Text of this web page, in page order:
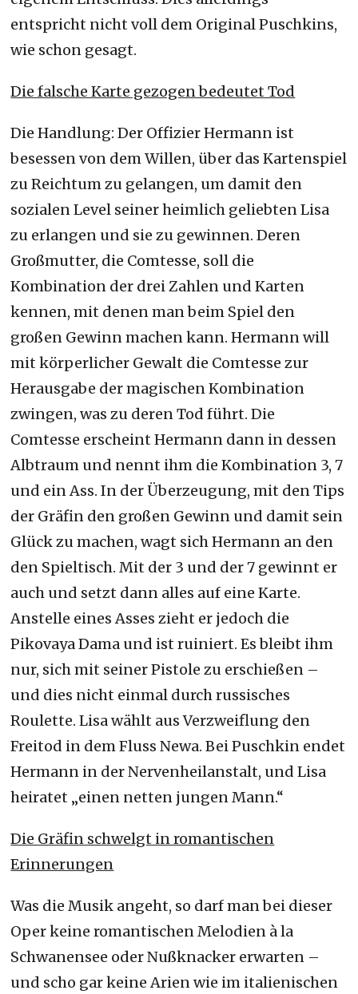
entspricht nicht voll dem Original Puschkins,
wie schon gesagt.
Die falsche Karte gezogen bedeutet Tod
Die Handlung: Der Offizier Hermann ist
besessen von dem Willen, über das Kartenspiel
zu Reichtum zu gelangen, um damit den
sozialen Level seiner heimlich geliebten Lisa
zu erlangen und sie zu gewinnen. Deren
Großmutter, die Comtesse, soll die
Kombination der drei Zahlen und Karten
kennen, mit denen man beim Spiel den
großen Gewinn machen kann. Hermann will
mit körperlicher Gewalt die Comtesse zur
Herausgabe der magischen Kombination
zwingen, was zu deren Tod führt. Die
Comtesse erscheint Hermann dann in dessen
Albtraum und nennt ihm die Kombination 3, 7
und ein Ass. In der Überzeugung, mit den Tips
der Gräfin den großen Gewinn und damit sein
Glück zu machen, wagt sich Hermann an den
den Spieltisch. Mit der 3 und der 7 gewinnt er
auch und setzt dann alles auf eine Karte.
Anstelle eines Asses zieht er jedoch die
Pikovaya Dama und ist ruiniert. Es bleibt ihm
nur, sich mit seiner Pistole zu erschießen –
und dies nicht einmal durch russisches
Roulette. Lisa wählt aus Verzweiflung den
Freitod in dem Fluss Newa. Bei Puschkin endet
Hermann in der Nervenheilanstalt, und Lisa
heiratet „einen netten jungen Mann.“
Die Gräfin schwelgt in romantischen
Erinnerungen
Was die Musik angeht, so darf man bei dieser
Oper keine romantischen Melodien à la
Schwanensee oder Nußknacker erwarten –
und scho gar keine Arien wie im italienischen